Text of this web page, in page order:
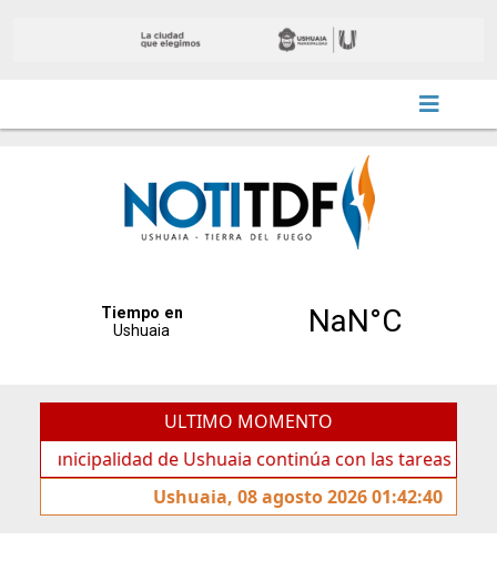
ULTIMO MOMENTO
de Ushuaia continúa con las tareas de
Ushuaia, 08 agosto 2026 01:42:40